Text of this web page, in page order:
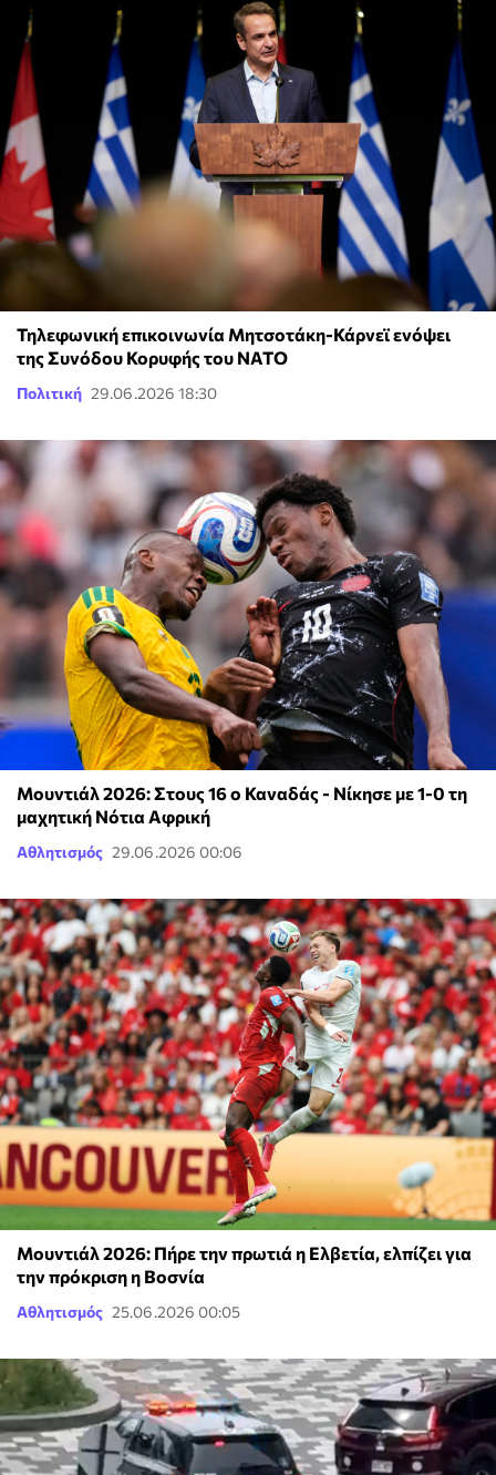
Τηλεφωνική επικοινωνία Μητσοτάκη-Κάρνεϊ ενόψει
της Συνόδου Κορυφής του ΝΑΤΟ
Πολιτική 29.06.2026 18:30
Μουντιάλ 2026: Στους 16 ο Καναδάς - Νίκησε με 1-0 τη
μαχητική Νότια Αφρική
Αθλητισμός 29.06.2026 00:06
Μουντιάλ 2026: Πήρε την πρωτιά η Ελβετία, ελπίζει για
την πρόκριση η Βοσνία
Αθλητισμός 25.06.2026 00:05